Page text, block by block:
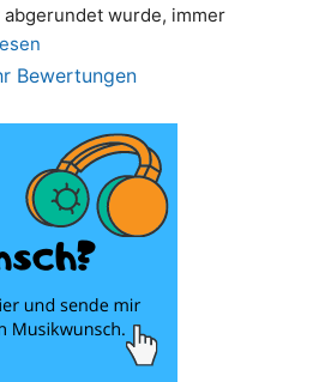
wurde, immer
Bewertungen